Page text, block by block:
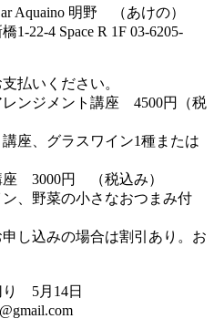
Aquaino 明野 （あけの）
Space R 1F 03-6205-
払いください。
ント講座 4500円（税
スワイン1種または
円 （税込み）
小さなおつまみ付
場合は割引あり。お
り 5月14日